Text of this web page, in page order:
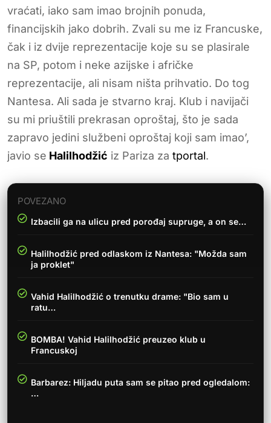
vraćati, iako sam imao brojnih ponuda,
financijskih jako dobrih. Zvali su me iz Francuske,
čak i iz dvije reprezentacije koje su se plasirale
na SP, potom i neke azijske i afričke
reprezentacije, ali nisam ništa prihvatio. Do tog
Nantesa. Ali sada je stvarno kraj. Klub i navijači
su mi priuštili prekrasan oproštaj, što je sada
zapravo jedini službeni oproštaj koji sam imao’,
javio se Halilhodžić iz Pariza za tportal.
POVEZANO
Izbacili ga na ulicu pred porođaj supruge, a on se…
Halilhodžić pred odlaskom iz Nantesa: "Možda sam
ja proklet"
Vahid Halilhodžić o trenutku drame: "Bio sam u
ratu…
BOMBA! Vahid Halilhodžić preuzeo klub u
Francuskoj
Barbarez: Hiljadu puta sam se pitao pred ogledalom:
…